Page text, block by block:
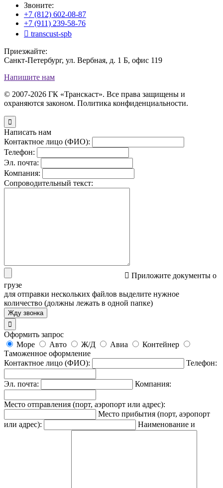
Звоните:
+7 (812) 602-08-87
+7 (911) 239-58-76
 transcust-spb
Приезжайте:
Санкт-Петербург, ул. Вербная, д. 1 Б, офис 119
Напишите нам
© 2007-2026 ГК «Транскаст». Все права защищены и
охраняются законом. Политика конфиденциальности.

Написать нам
Контактное лицо (ФИО):
Телефон:
Эл. почта:
Компания:
Сопроводительный текст:
 Приложите документы о
грузе
для отправки нескольких файлов выделите нужное
количество (должны лежать в одной папке)

Оформить запрос
Море
Авто Ж/Д Авиа
Контейнер
Таможенное оформление
Контактное лицо (ФИО):
Телефон:
Эл. почта: Компания:
Место отправления (порт, аэропорт или адрес):
Место прибытия (порт, аэропорт
или адрес):
Наименование и